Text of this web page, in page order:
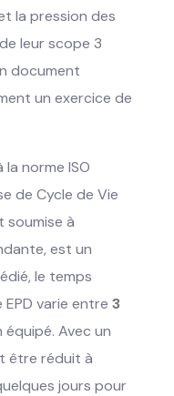
la pression des
leur scope 3
document
un exercice de
norme ISO
de Cycle de Vie
soumise à
est un
le temps
EPD varie entre3
Avec un
être réduit à
jours pour